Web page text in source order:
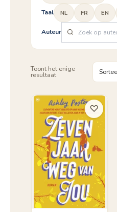
Taal NL FR EN
Auteur
Toont het enige
resultaat
♡